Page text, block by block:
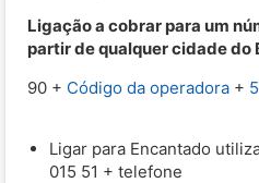
Ligação a cobrar para um
partir de qualquer cidade do
90 + Código da operadora +
Ligar para Encantado
015 51 + telefone